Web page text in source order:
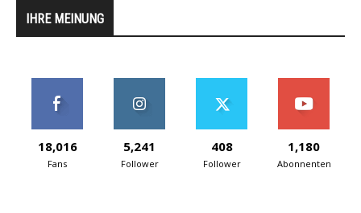
IHRE MEINUNG
18,016
Fans
5,241
Follower
408
Follower
1,180
Abonnenten